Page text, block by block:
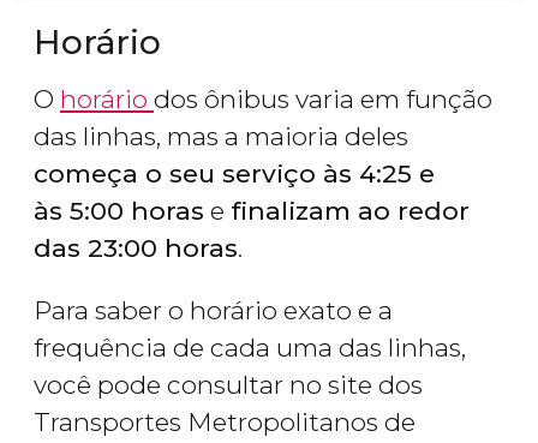
Horário
O horário dos ônibus varia em função
das linhas, mas a maioria deles
começa o seu serviço às 4:25 e
às 5:00 horas e finalizam ao redor
das 23:00 horas.
Para saber o horário exato e a
frequência de cada uma das linhas,
você pode consultar no site dos
Transportes Metropolitanos de